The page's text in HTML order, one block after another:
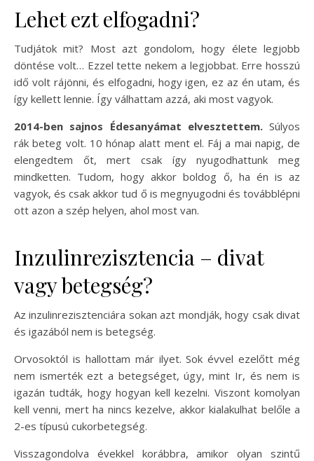
Lehet ezt elfogadni?
Tudjátok mit? Most azt gondolom, hogy élete legjobb
döntése volt… Ezzel tette nekem a legjobbat. Erre hosszú
idő volt rájönni, és elfogadni, hogy igen, ez az én utam, és
így kellett lennie. Így válhattam azzá, aki most vagyok.
2014-ben sajnos Édesanyámat elvesztettem.Súlyos
rák beteg volt. 10 hónap alatt ment el. Fáj a mai napig, de
elengedtem őt, mert csak így nyugodhattunk meg
mindketten. Tudom, hogy akkor boldog ő, ha én is az
vagyok, és csak akkor tud ő is megnyugodni és továbblépni
ott azon a szép helyen, ahol most van.
Inzulinrezisztencia – divat
vagy betegség?
Az inzulinrezisztenciára sokan azt mondják, hogy csak divat
és igazából nem is betegség.
Orvosoktól is hallottam már ilyet. Sok évvel ezelőtt még
nem ismerték ezt a betegséget, úgy, mint Ir, és nem is
igazán tudták, hogy hogyan kell kezelni. Viszont komolyan
kell venni, mert ha nincs kezelve, akkor kialakulhat belőle a
2-es típusú cukorbetegség.
Visszagondolva évekkel korábbra, amikor olyan szintű